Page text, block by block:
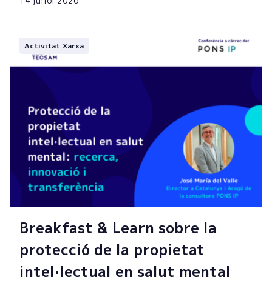
Activitat Xarxa
Breakfast & Learn sobre la
protecció de la propietat
intel·lectual en salut mental